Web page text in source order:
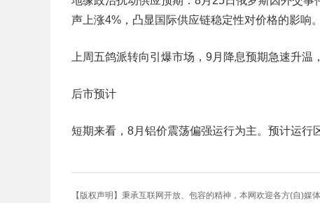
声上涨4%，凸显国际供应链稳定性对价格的影响。
上周五鸽派转向引爆市场，9月降息预期急速升温
后市预计
短期来看，8月铝价震荡偏强运行为主。预计运行
【版权声明】秉承互联网开放、包容的精神，本网欢迎各方(自)